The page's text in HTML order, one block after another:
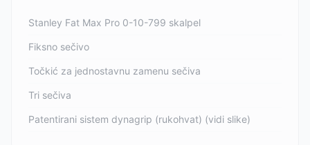
Stanley Fat Max Pro 0-10-799 skalpel
Fiksno sečivo
Točkić za jednostavnu zamenu sečiva
Tri sečiva
Patentirani sistem dynagrip (rukohvat) (vidi slike)